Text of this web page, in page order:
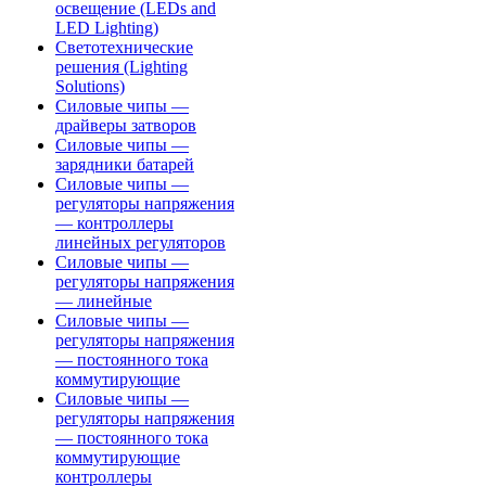
освещение (LEDs and
LED Lighting)
Светотехнические
решения (Lighting
Solutions)
Силовые чипы —
драйверы затворов
Силовые чипы —
зарядники батарей
Силовые чипы —
регуляторы напряжения
— контроллеры
линейных регуляторов
Силовые чипы —
регуляторы напряжения
— линейные
Силовые чипы —
регуляторы напряжения
— постоянного тока
коммутирующие
Силовые чипы —
регуляторы напряжения
— постоянного тока
коммутирующие
контроллеры